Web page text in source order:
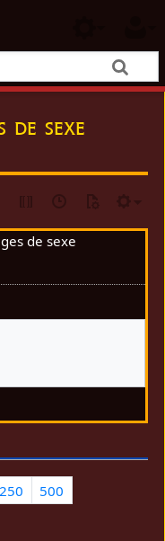
de sexe
de sexe
250
500